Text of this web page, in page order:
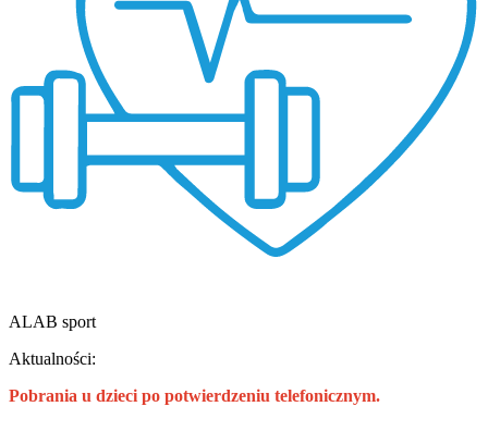
ALAB sport
Aktualności:
Pobrania u dzieci po potwierdzeniu telefonicznym.